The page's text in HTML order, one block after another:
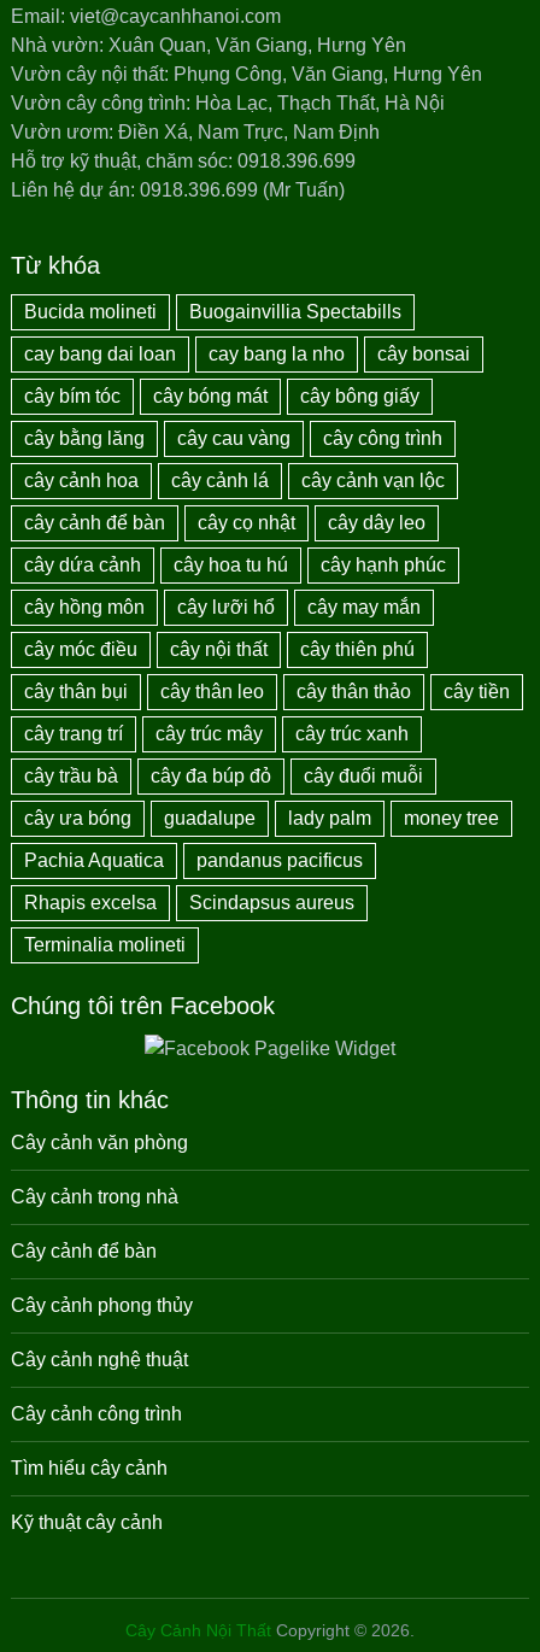
Email: viet@caycanhhanoi.com
Nhà vườn: Xuân Quan, Văn Giang, Hưng Yên
Vườn cây nội thất: Phụng Công, Văn Giang, Hưng Yên
Vườn cây công trình: Hòa Lạc, Thạch Thất, Hà Nội
Vườn ươm: Điền Xá, Nam Trực, Nam Định
Hỗ trợ kỹ thuật, chăm sóc: 0918.396.699
Liên hệ dự án: 0918.396.699 (Mr Tuấn)
Từ khóa
Bucida molineti Buogainvillia Spectabills
cay bang dai loan cay bang la nho cây bonsai
cây bím tóc cây bóng mát cây bông giấy
cây bằng lăng cây cau vàng cây công trình
cây cảnh hoa cây cảnh lá cây cảnh vạn lộc
cây cảnh để bàn cây cọ nhật cây dây leo
cây dứa cảnh cây hoa tu hú cây hạnh phúc
cây hồng môn cây lưỡi hổ cây may mắn
cây móc điều cây nội thất cây thiên phú
cây thân bụi cây thân leo cây thân thảo cây tiền
cây trang trí cây trúc mây cây trúc xanh
cây trầu bà cây đa búp đỏ cây đuổi muỗi
cây ưa bóng guadalupe lady palm money tree
Pachia Aquatica pandanus pacificus
Rhapis excelsa Scindapsus aureus
Terminalia molineti
Chúng tôi trên Facebook
Thông tin khác
Cây cảnh văn phòng
Cây cảnh trong nhà
Cây cảnh để bàn
Cây cảnh phong thủy
Cây cảnh nghệ thuật
Cây cảnh công trình
Tìm hiểu cây cảnh
Kỹ thuật cây cảnh
Cây Cảnh Nội ThấtCopyright © 2026.